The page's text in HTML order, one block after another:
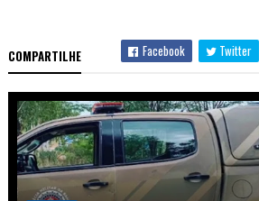
COMPARTILHE Facebook Twitter